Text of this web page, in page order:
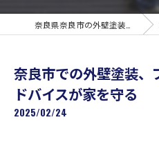
奈良市での外壁塗装、
ドバイスが家を守る
2025/02/24